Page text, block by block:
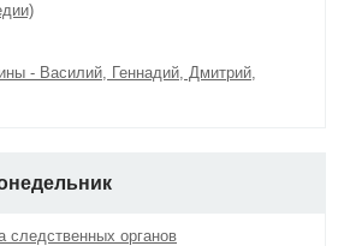
- Василий, Геннадий, Дмитрий,
следственных органов